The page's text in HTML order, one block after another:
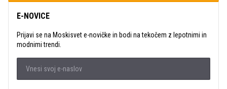
E-NOVICE
Prijavi se na Moskisvet e-novičke in bodi na tekočem z lepotnimi in
modnimi trendi.